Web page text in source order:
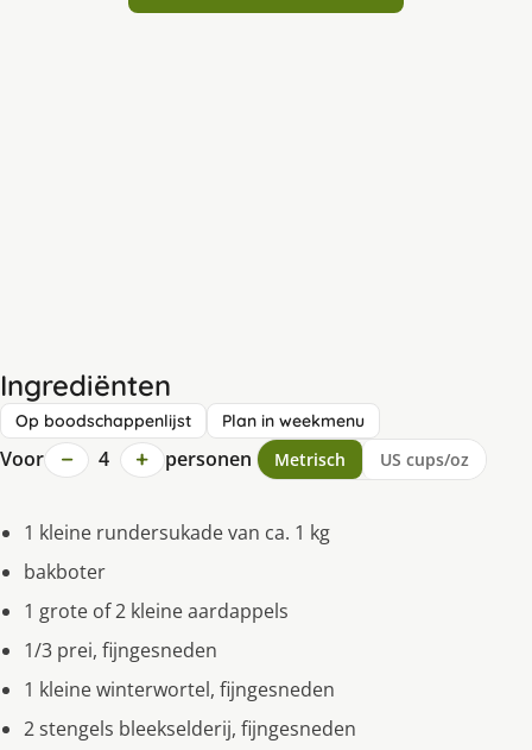
Ingrediënten
Op boodschappenlijst Plan in weekmenu
Voor − 4 + personen Metrisch US cups/oz
1 kleine rundersukade van ca. 1 kg
bakboter
1 grote of 2 kleine aardappels
1/3 prei, fijngesneden
1 kleine winterwortel, fijngesneden
2 stengels bleekselderij, fijngesneden